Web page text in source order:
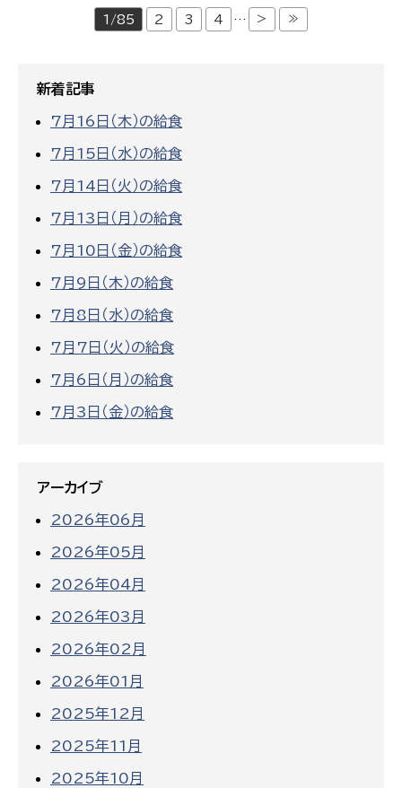
1/85 2 3 4 … > ≫
新着記事
7月16日（木）の給食
7月15日（水）の給食
7月14日（火）の給食
7月13日（月）の給食
7月10日（金）の給食
7月9日（木）の給食
7月8日（水）の給食
7月7日（火）の給食
7月6日（月）の給食
7月3日（金）の給食
アーカイブ
2026年06月
2026年05月
2026年04月
2026年03月
2026年02月
2026年01月
2025年12月
2025年11月
2025年10月